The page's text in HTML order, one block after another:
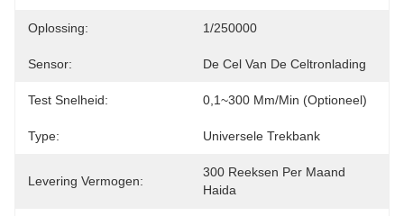
Oplossing: 1/250000
Sensor: De Cel Van De Celtronlading
Test Snelheid: 0,1~300 Mm/min (optioneel)
Type: Universele Trekbank
Levering Vermogen:
300 Reeksen Per Maand
Haida